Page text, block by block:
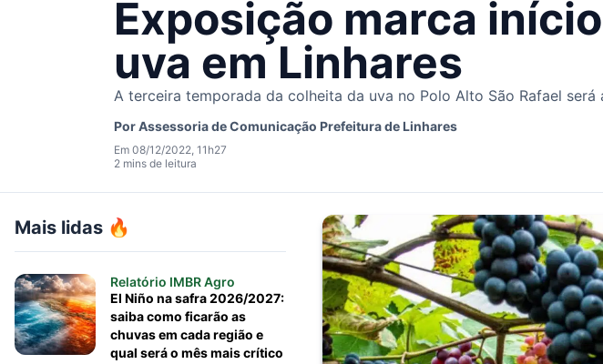
Exposição marca
uva em Linhares
A terceira temporada da colheita da uva no Polo Alto São Rafael
PorAssessoria de Comunicação Prefeitura de Linhares
Em 08/12/2022, 11h27
2 mins de leitura
Mais lidas 🔥
Relatório IMBR Agro
El Niño na safra 2026/2027:
saiba como ficarão as
chuvas em cada região e
qual será o mês mais crítico